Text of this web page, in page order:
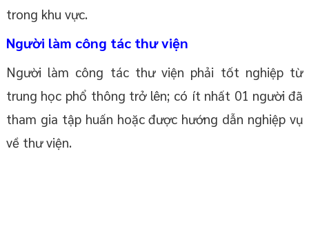
trong khu vực.
Người làm công tác thư viện
Người làm công tác thư viện phải tốt nghiệp từ
trung học phổ thông trở lên; có ít nhất 01 người đã
tham gia tập huấn hoặc được hướng dẫn nghiệp vụ
về thư viện.